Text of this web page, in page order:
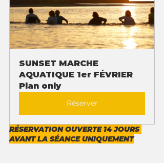
SUNSET MARCHE
AQUATIQUE 1er FÉVRIER
Plan only
Réserver
RÉSERVATION OUVERTE 14 JOURS
AVANT LA SÉANCE UNIQUEMENT